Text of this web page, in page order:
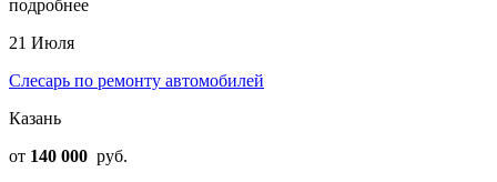
подробнее
21 Июля
Слесарь по ремонту автомобилей
Казань
от 140 000 руб.